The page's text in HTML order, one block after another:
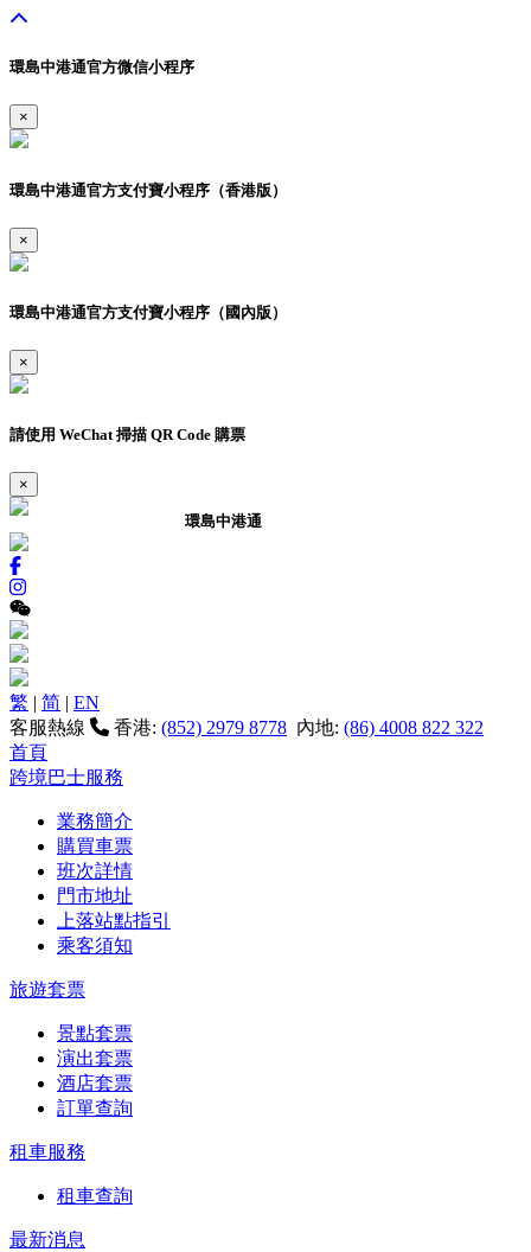
環島中港通官方微信小程序
×
環島中港通官方支付寶小程序（香港版）
×
環島中港通官方支付寶小程序（國內版）
×
請使用 WeChat 掃描 QR Code 購票
×
環島中港通
繁 | 简 | EN
客服熱線
香港: (852) 2979 8778 內地: (86) 4008 822 322
首頁
跨境巴士服務
業務簡介
購買車票
班次詳情
門市地址
上落站點指引
乘客須知
旅遊套票
景點套票
演出套票
酒店套票
訂單查詢
租車服務
租車查詢
最新消息